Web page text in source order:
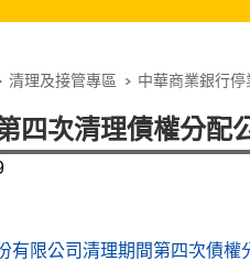
清理及接管專區 中華商業銀行停
四次清理債權分配
有限公司清理期間第四次債權